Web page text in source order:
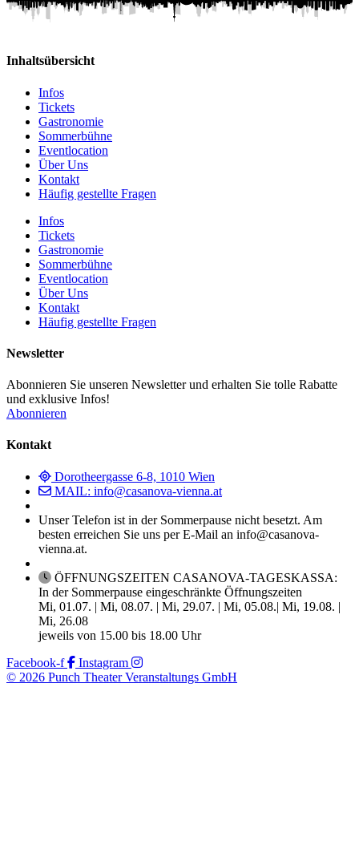
Inhaltsübersicht
Infos
Tickets
Gastronomie
Sommerbühne
Eventlocation
Über Uns
Kontakt
Häufig gestellte Fragen
Infos
Tickets
Gastronomie
Sommerbühne
Eventlocation
Über Uns
Kontakt
Häufig gestellte Fragen
Newsletter
Abonnieren Sie unseren Newsletter und erhalten Sie tolle Rabatte
und exklusive Infos!
Abonnieren
Kontakt
Dorotheergasse 6-8, 1010 Wien
MAIL: info@casanova-vienna.at
Unser Telefon ist in der Sommerpause nicht besetzt. Am
besten erreichen Sie uns per E-Mail an info@casanova-
vienna.at.
ÖFFNUNGSZEITEN CASANOVA-TAGESKASSA:
In der Sommerpause eingeschränkte Öffnungszeiten
Mi, 01.07. | Mi, 08.07. | Mi, 29.07. | Mi, 05.08.| Mi, 19.08. |
Mi, 26.08
jeweils von 15.00 bis 18.00 Uhr
Facebook-f
Instagram
© 2026 Punch Theater Veranstaltungs GmbH